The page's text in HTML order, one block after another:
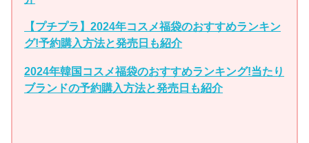
【プチプラ】2024年コスメ福袋のおすすめランキン
グ!予約購入方法と発売日も紹介
2024年韓国コスメ福袋のおすすめランキング!当たり
ブランドの予約購入方法と発売日も紹介